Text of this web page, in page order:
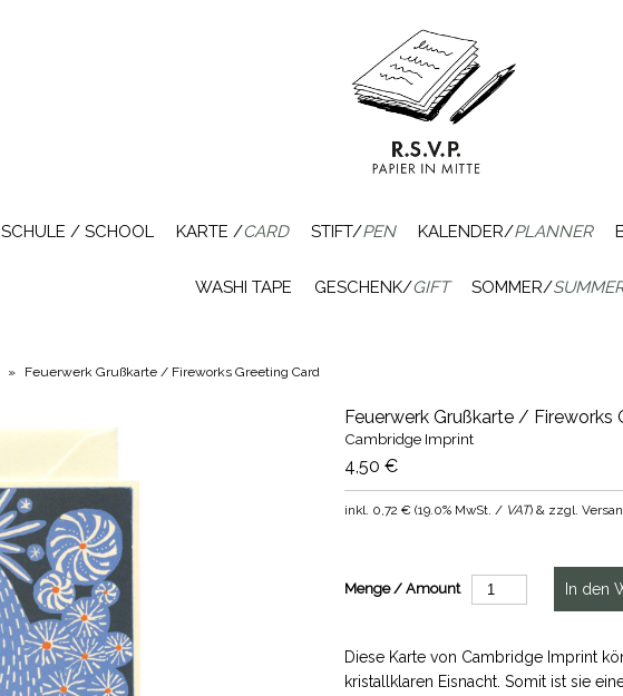
SCHULE / SCHOOL KARTE /CARD STIFT/PEN KALENDER/PLANNER
WASHI TAPE GESCHENK/GIFT SOMMER/
» Feuerwerk Grußkarte / Fireworks Greeting Card
Feuerwerk Grußkarte / Fireworks
Cambridge Imprint
4,50 €
inkl. 0,72 € (19.0% MwSt. / VAT) & zzgl.
Menge / Amount
Diese Karte von Cambridge Imprint
kristallklaren Eisnacht. Somit ist sie